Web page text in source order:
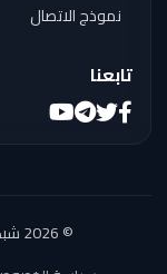
نموذج الاتصال
تابعنا
فيسبوك
تويترتيليجراميوتيوب
© 2026 شبكة المبدعين - جميع الحقوق محفوظة